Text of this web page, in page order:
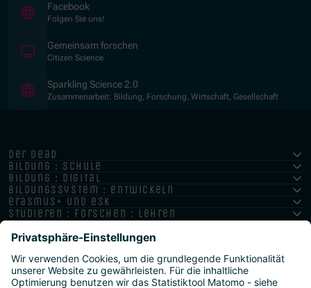
Facebook
Folgen Sie uns!
Gemeinsam forschen
Citizen Science
Sparkling Science 2.0
Zusammenarbeit: Bildung, Forschung, Wirtschaft, Gesellschaft
der oead
bildung : schule
bildung : digital
bildungssystem : entwickeln
erasmus+ und esk
studieren : forschen : lehren
hochschule : strategie : international